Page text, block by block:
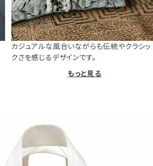
カジュアルな風合いながらも伝統やクラシッ
クさを感じるデザインです。
もっと見る